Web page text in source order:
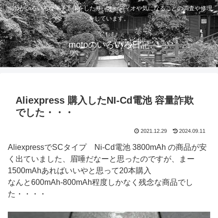
motoがいろいろな電子工作をしたり、オーディオや気になることの調査や修理
をしています。
motoのいろいろ日記
Aliexpress 購入したNI-Cd電池 容量詐欺
でした・・・
2021.12.29 2024.09.11
AliexpressでSCタイプ Ni-Cd電池 3800mAh の商品が安
く出ていました、眉唾だなーと思ったのですが、まー
1500mAhあればいいやと思って20本購入
なんと600mAh-800mAh程度しかなく残念な商品でし
た・・・・